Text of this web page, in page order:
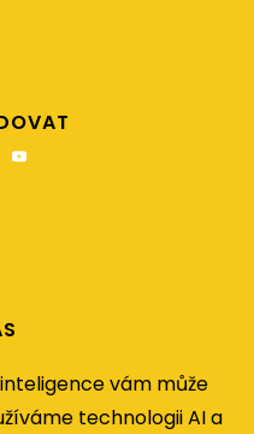
vám může
technologii AI a